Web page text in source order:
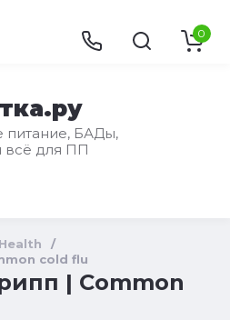
питание, БАДы,
всё для ПП
0
/
cold flu
| Common